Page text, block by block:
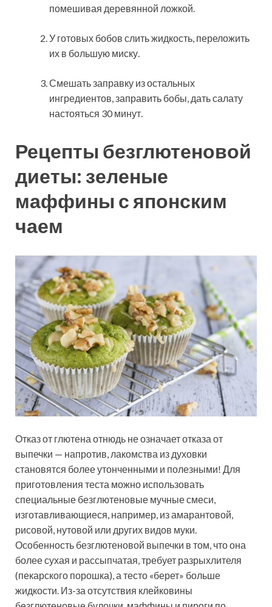
помешивая деревянной ложкой.
У готовых бобов слить жидкость, переложить
их в большую миску.
Смешать заправку из остальных
ингредиентов, заправить бобы, дать салату
настояться 30 минут.
Рецепты безглютеновой
диеты: зеленые
маффины с японским
чаем
Отказ от глютена отнюдь не означает отказа от
выпечки — напротив, лакомства из духовки
становятся более утонченными и полезными! Для
приготовления теста можно использовать
специальные безглютеновые мучные смеси,
изготавливающиеся, например, из амарантовой,
рисовой, нутовой или других видов муки.
Особенность безглютеновой выпечки в том, что она
более сухая и рассыпчатая, требует разрыхлителя
(пекарского порошка), а тесто «берет» больше
жидкости. Из-за отсутствия клейковины